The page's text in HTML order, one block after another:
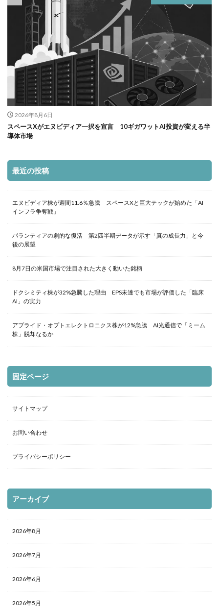
2026年8月6日
スペースXがエヌビディア一択を宣言 10ギガワットAI投資が変える半
導体市場
最近の投稿
エヌビディア株が週間11.6％急騰 スペースXと巨大テックが始めた「AI
インフラ争奪戦」
パランティアの劇的な復活 第2四半期データが示す「真の成長力」と今
後の展望
8月7日の米国市場で注目された大きく動いた銘柄
ドクシミティ株が32%急騰した理由 EPS未達でも市場が評価した「臨床
AI」の実力
アプライド・オプトエレクトロニクス株が12%急騰 AI光通信で「ミーム
株」脱却なるか
固定ページ
サイトマップ
お問い合わせ
プライバシーポリシー
アーカイブ
2026年8月
2026年7月
2026年6月
2026年5月